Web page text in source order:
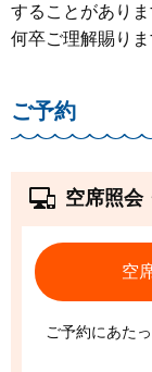
することがありま
何卒ご理解賜り
ご予約
空席照会
空
ご予約にあた